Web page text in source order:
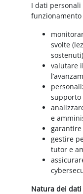
I dati
svolte
valutare
supporto
e
garantire
gestire
tutor e
Natura dei